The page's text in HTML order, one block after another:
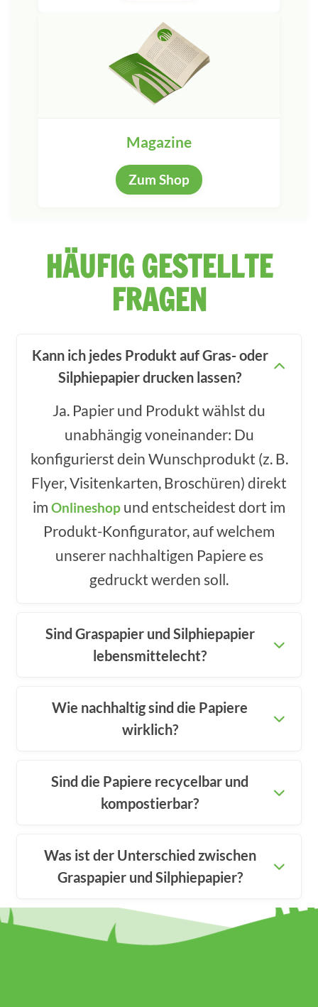
Magazine
Zum Shop
HÄUFIG GESTELLTE
FRAGEN
Kann ich jedes Produkt auf Gras- oder
Silphiepapier drucken lassen?
Ja. Papier und Produkt wählst du
unabhängig voneinander: Du
konfigurierst dein Wunschprodukt (z. B.
Flyer, Visitenkarten, Broschüren) direkt
im Onlineshop und entscheidest dort im
Produkt-Konfigurator, auf welchem
unserer nachhaltigen Papiere es
gedruckt werden soll.
Sind Graspapier und Silphiepapier
lebensmittelecht?
Wie nachhaltig sind die Papiere
wirklich?
Sind die Papiere recycelbar und
kompostierbar?
Was ist der Unterschied zwischen
Graspapier und Silphiepapier?